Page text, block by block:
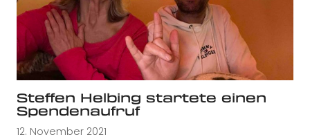
Steffen Helbing startete einen
Spendenaufruf
12. November 2021